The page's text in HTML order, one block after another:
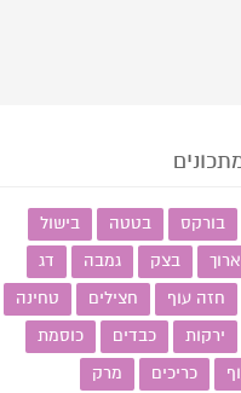
בורקס בטטה
בישול
בצק גמבה
דג
חזה עוף חצילים
טחינה
ירקות כבדים
כוסמת
כריכים מרק